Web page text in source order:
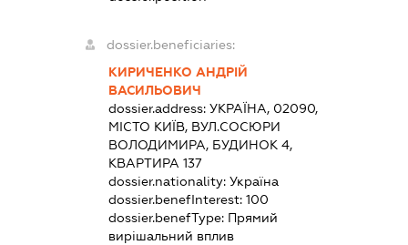
dossier.beneficiaries:
КИРИЧЕНКО АНДРІЙ
ВАСИЛЬОВИЧ
dossier.address: УКРАЇНА, 02090,
МІСТО КИЇВ, ВУЛ.СОСЮРИ
ВОЛОДИМИРА, БУДИНОК 4,
КВАРТИРА 137
dossier.nationality: Україна
dossier.benefInterest: 100
dossier.benefType: Прямий
вирішальний вплив